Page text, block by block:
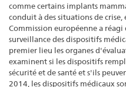
comme certains implants
conduit à des situations de crise,
Commission européenne a
surveillance des dispositifs
premier lieu les organes
examinent si les dispositifs
sécurité et de santé et s'ils
2014, les dispositifs médicaux